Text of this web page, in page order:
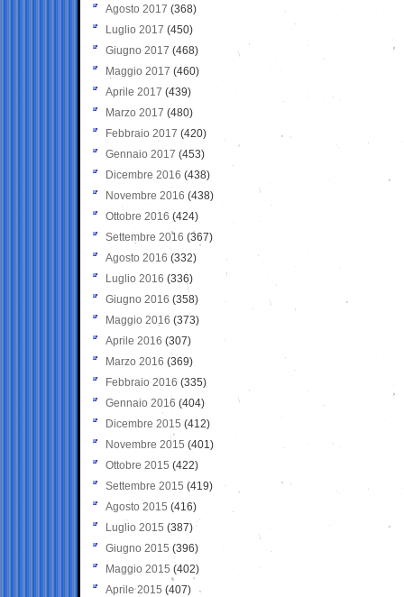
Agosto 2017 (368)
Luglio 2017 (450)
Giugno 2017 (468)
Maggio 2017 (460)
Aprile 2017 (439)
Marzo 2017 (480)
Febbraio 2017 (420)
Gennaio 2017 (453)
Dicembre 2016 (438)
Novembre 2016 (438)
Ottobre 2016 (424)
Settembre 2016 (367)
Agosto 2016 (332)
Luglio 2016 (336)
Giugno 2016 (358)
Maggio 2016 (373)
Aprile 2016 (307)
Marzo 2016 (369)
Febbraio 2016 (335)
Gennaio 2016 (404)
Dicembre 2015 (412)
Novembre 2015 (401)
Ottobre 2015 (422)
Settembre 2015 (419)
Agosto 2015 (416)
Luglio 2015 (387)
Giugno 2015 (396)
Maggio 2015 (402)
Aprile 2015 (407)